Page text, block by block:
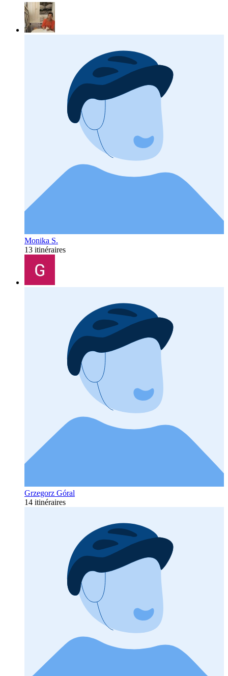
Monika S.
13 itinéraires
Grzegorz Góral
14 itinéraires